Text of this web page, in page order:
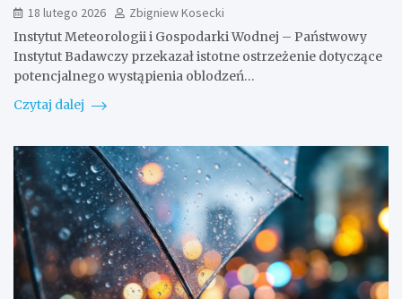
18 lutego 2026
Zbigniew Kosecki
Instytut Meteorologii i Gospodarki Wodnej – Państwowy
Instytut Badawczy przekazał istotne ostrzeżenie dotyczące
potencjalnego wystąpienia oblodzeń…
Czytaj dalej